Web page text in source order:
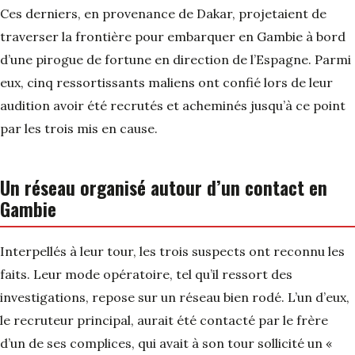
Ces derniers, en provenance de Dakar, projetaient de
traverser la frontière pour embarquer en Gambie à bord
d’une pirogue de fortune en direction de l’Espagne. Parmi
eux, cinq ressortissants maliens ont confié lors de leur
audition avoir été recrutés et acheminés jusqu’à ce point
par les trois mis en cause.
Un réseau organisé autour d’un contact en
Gambie
Interpellés à leur tour, les trois suspects ont reconnu les
faits. Leur mode opératoire, tel qu’il ressort des
investigations, repose sur un réseau bien rodé. L’un d’eux,
le recruteur principal, aurait été contacté par le frère
d’un de ses complices, qui avait à son tour sollicité un «